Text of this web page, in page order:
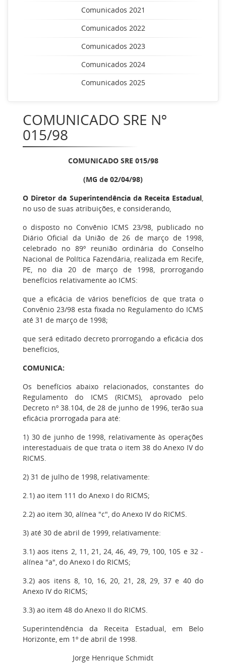
Comunicados 2021
Comunicados 2022
Comunicados 2023
Comunicados 2024
Comunicados 2025
COMUNICADO SRE Nº
015/98
COMUNICADO SRE 015/98
(MG de 02/04/98)
O Diretor da Superintendência da Receita Estadual,
no uso de suas atribuições, e considerando,
o disposto no Convênio ICMS 23/98, publicado no
Diário Oficial da União de 26 de março de 1998,
celebrado no 89º reunião ordinária do Conselho
Nacional de Política Fazendária, realizada em Recife,
PE, no dia 20 de março de 1998, prorrogando
benefícios relativamente ao ICMS:
que a eficácia de vários benefícios de que trata o
Convênio 23/98 esta fixada no Regulamento do ICMS
até 31 de março de 1998;
que será editado decreto prorrogando a eficácia dos
benefícios,
COMUNICA:
Os benefícios abaixo relacionados, constantes do
Regulamento do ICMS (RICMS), aprovado pelo
Decreto nº 38.104, de 28 de junho de 1996, terão sua
eficácia prorrogada para até:
1) 30 de junho de 1998, relativamente às operações
interestaduais de que trata o item 38 do Anexo IV do
RICMS.
2) 31 de julho de 1998, relativamente:
2.1) ao item 111 do Anexo I do RICMS;
2.2) ao item 30, alínea "c", do Anexo IV do RICMS.
3) até 30 de abril de 1999, relativamente:
3.1) aos itens 2, 11, 21, 24, 46, 49, 79, 100, 105 e 32 -
alínea "a", do Anexo I do RICMS;
3.2) aos itens 8, 10, 16, 20, 21, 28, 29, 37 e 40 do
Anexo IV do RICMS;
3.3) ao item 48 do Anexo II do RICMS.
Superintendência da Receita Estadual, em Belo
Horizonte, em 1º de abril de 1998.
Jorge Henrique Schmidt